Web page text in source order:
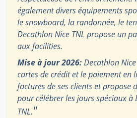
également divers équipements
le snowboard, la randonnée, le
Decathlon Nice TNL propose un
aux facilities.
Mise à jour 2026:Decathlon
cartes de crédit et le paiement en
factures de ses clients et propose
pour célébrer les jours spéciaux à
TNL."